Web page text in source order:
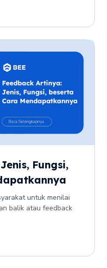
Fungsi,
untuk menilai
balik atau feedback